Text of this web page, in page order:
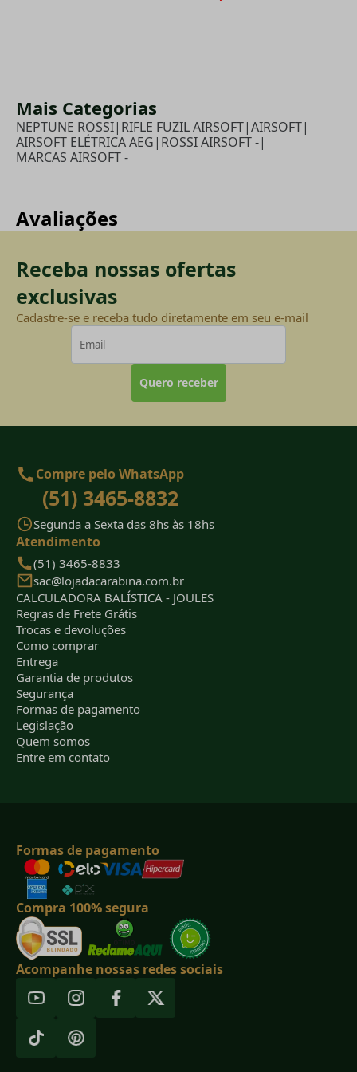
Mais Categorias
NEPTUNE ROSSI| RIFLE FUZIL AIRSOFT|AIRSOFT|
AIRSOFT ELÉTRICA AEG| ROSSI AIRSOFT -|
MARCAS AIRSOFT -
Avaliações
Receba nossas ofertas
exclusivas
Cadastre-se e receba tudo diretamente em seu e-mail
Quero receber
Compre pelo WhatsApp
(51) 3465-8832
Segunda a Sexta das 8hs às 18hs
Atendimento
(51) 3465-8833
sac@lojadacarabina.com.br
CALCULADORA BALÍSTICA - JOULES
Regras de Frete Grátis
Trocas e devoluções
Como comprar
Entrega
Garantia de produtos
Segurança
Formas de pagamento
Legislação
Quem somos
Entre em contato
Formas de pagamento
Compra 100% segura
Acompanhe nossas redes sociais